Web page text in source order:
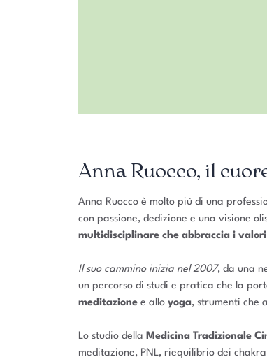
Anna Ruocco, il
Anna Ruocco è molto più di una
con passione, dedizione e una visione
multidisciplinare che abbraccia i
Il suo cammino inizia nel 2007, da una
un percorso di studi e pratica che la
meditazione e allo yoga, strumenti che
Lo studio della Medicina Tradizionale
meditazione, PNL, riequilibrio dei